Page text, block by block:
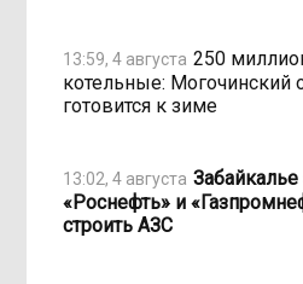
13:59, 4 августа 250
котельные: Могочинский
готовится к зиме
13:02, 4 августа Забайкалье
«Роснефть» и
строить АЗС